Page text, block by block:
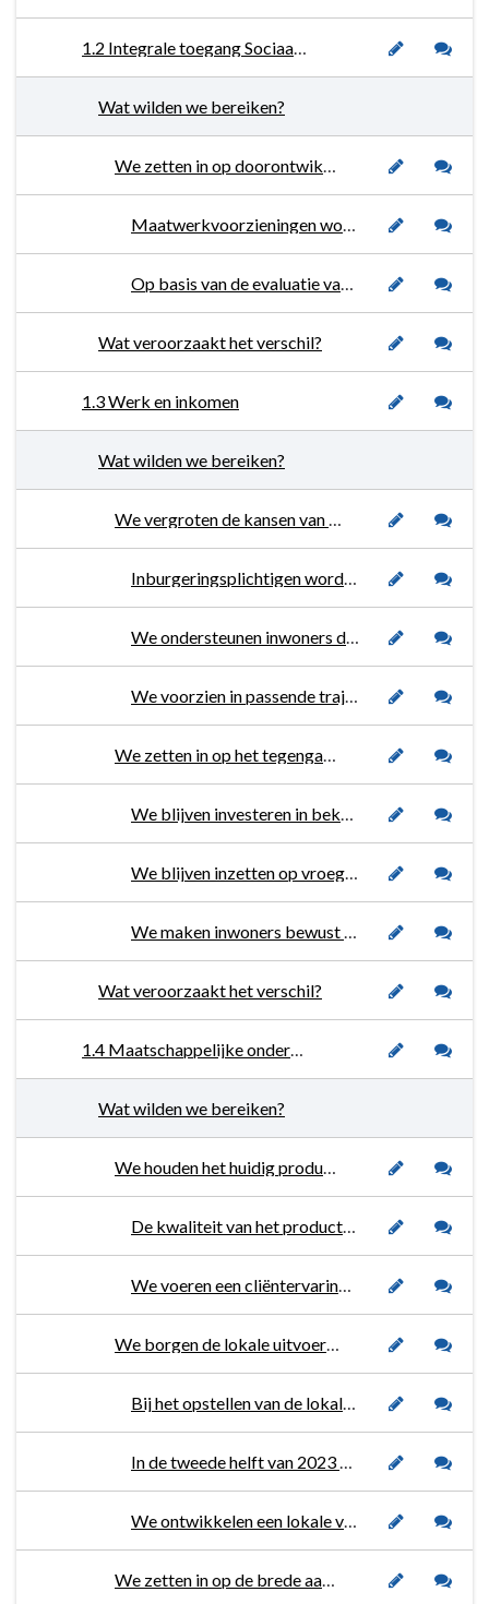
1.2 Integrale toegang Sociaal Domein
Wat wilden we bereiken?
We zetten in op doorontwikkeling van informatie, advies en ondersteuning op het Sociaal Domein (Vraagwijzer Woensdrecht).
Maatwerkvoorzieningen worden beschikbaar gesteld als hulp en/of ondersteuning niet voorliggend kan worden aangeboden.
Op basis van de evaluatie van de pilot wijk-GGD'er eind 2022 hebben we de intentie deze werkwijze voort te zetten in 2023.
Wat veroorzaakt het verschil?
1.3 Werk en inkomen
Wat wilden we bereiken?
We vergroten de kansen van inwoners (met afstand tot de arbeidsmarkt) op werk.
Inburgeringsplichtigen worden begeleid én leren de Nederlandse taal op een niveau waarmee zij zich goed kunnen redden in onze samenleving, aangevuld met kennis van de Nederlandse samenleving en gewoontes.
We ondersteunen inwoners die over de landsgrens (willen gaan) werken.
We voorzien in passende trajecten die in een sluitende keten worden aangeboden (arbeidsmatige dagbesteding, leertrajecten en sociale activering).
We zetten in op het tegengaan van armoede.
We blijven investeren in bekendheid van inkomensondersteunende voorzieningen.
We blijven inzetten op vroegsignalering en passende voorzieningen, in samenwerking met alle ketenpartners.
We maken inwoners bewust van maatregelen die zij zelf kunnen nemen om het huishoudboekje op orde te houden.
Wat veroorzaakt het verschil?
1.4 Maatschappelijke ondersteuning
Wat wilden we bereiken?
We houden het huidig productenaanbod van Wmo-maatwerkvoorzieningen op peil.
De kwaliteit van het productenaanbod borgen we door interne en externe controles.
We voeren een cliëntervaringsonderzoek uit en richten ons op eventuele verbeterpunten.
We borgen de lokale uitvoering van Beschermd Wonen.
Bij het opstellen van de lokale visie betrekken we de adviesraad sociaal domein.
In de tweede helft van 2023 vindt tussentijdse evaluatie plaats op het implementatieproces rondom lokale indicatiestelling Beschermd Wonen.
We ontwikkelen een lokale visie op Beschermd Wonen.
We zetten in op de brede aanpak dak- en thuisloosheid.